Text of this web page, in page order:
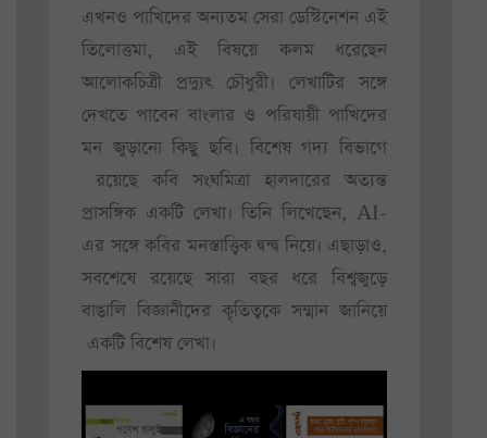
এখনও পাখিদের অন্যতম সেরা ডেস্টিনেশন এই
তিলোত্তমা, এই বিষয়ে কলম ধরেছেন
আলোকচিত্রী প্রদ্যুৎ চৌধুরী। লেখাটির সঙ্গে
দেখতে পাবেন বাংলার ও পরিযায়ী পাখিদের
মন জুড়ানো কিছু ছবি। বিশেষ গদ্য বিভাগে
রয়েছে কবি সংঘমিত্রা হালদারের অত্যন্ত
প্রাসঙ্গিক একটি লেখা। তিনি লিখেছেন, AI-
এর সঙ্গে কবির মনস্তাত্ত্বিক দ্বন্দ্ব নিয়ে। এছাড়াও,
সবশেষে রয়েছে সারা বছর ধরে বিশ্বজুড়ে
বাঙালি বিজ্ঞানীদের কৃতিত্বকে সম্মান জানিয়ে
একটি বিশেষ লেখা।